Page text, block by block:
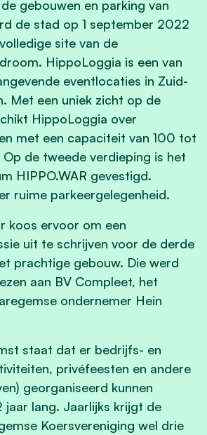
gebouwen en parking van
de stad op 1 september 2022
site van de
HippoLoggia is een van
eventlocaties in Zuid-
Met een uniek zicht op de
HippoLoggia over
met een capaciteit van 100 tot
de tweede verdieping is het
HIPPO.WAR gevestigd.
ruime parkeergelegenheid.
koos ervoor om een
uit te schrijven voor de derde
prachtige gebouw. Die werd
aan BV Compleet, het
ondernemer Hein
staat dat er bedrijfs- en
privéfeesten en andere
georganiseerd kunnen
jaar lang. Jaarlijks krijgt de
Koersvereniging wel drie